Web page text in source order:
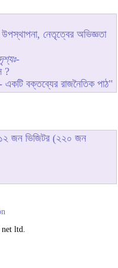
নেতৃত্বের অভিজ্ঞতা
?
বক্তব্যের রাজনৈতিক পাঠ"
জন ভিজিটর (২২০ জন
ltd.